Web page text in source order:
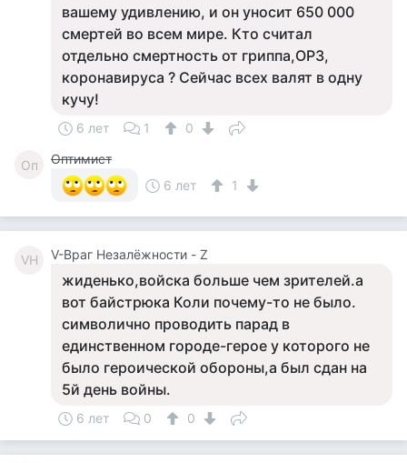
вашему удивлению, и он уносит 650 000
смертей во всем мире. Кто считал
отдельно смертность от гриппа,ОРЗ,
коронавируса ? Сейчас всех валят в одну
кучу!
6 лет 1 0
Оп
Оптимист
6 лет
1
VН V-Враг Незалёжности - Z
жиденько,войска больше чем зрителей.а
вот байстрюка Коли почему-то не было.
символично проводить парад в
единственном городе-герое у которого не
было героической обороны,а был сдан на
5й день войны.
6 лет 0 0